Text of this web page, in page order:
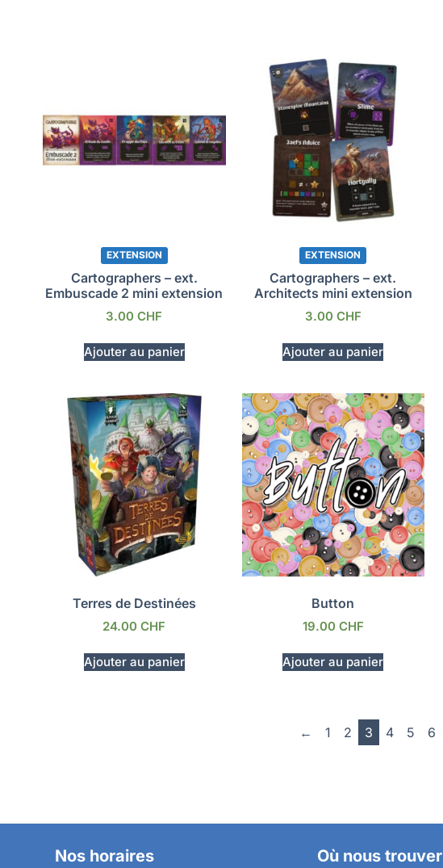
EXTENSION
Cartographers – ext.
Embuscade 2 mini extension
3.00CHF
Ajouter au panier
EXTENSION
Cartographers – ext.
Architects mini extension
3.00 CHF
Ajouter au panier
Terres de Destinées
24.00CHF
Ajouter au panier
Button
19.00 CHF
Ajouter au panier
← 1 2 3 4 5 6
Nos horaires Où nous trouver